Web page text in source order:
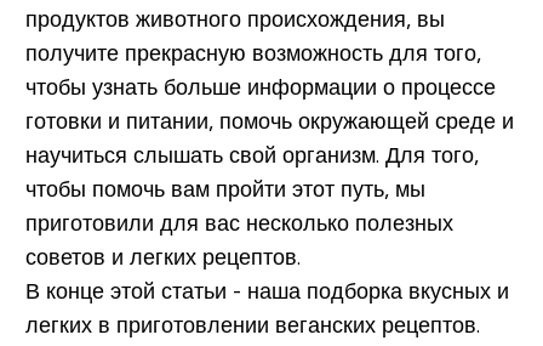
продуктов животного происхождения, вы
получите прекрасную возможность для того,
чтобы узнать больше информации о процессе
готовки и питании, помочь окружающей среде и
научиться слышать свой организм. Для того,
чтобы помочь вам пройти этот путь, мы
приготовили для вас несколько полезных
советов и легких рецептов.
В конце этой статьи - наша подборка вкусных и
легких в приготовлении веганских рецептов.